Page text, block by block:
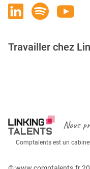
Travailler chez
Nous
Comptalents est un